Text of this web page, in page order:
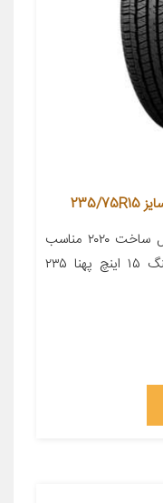
معرفی محصول جزئیات محصول سال ساخت ۲۰۲۰ مناسب
برای خودرو نیسان پیکاپ اندازه رینگ ۱۵ اینچ پهنا ۲۳۵